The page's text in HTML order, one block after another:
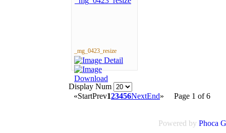
_mg_0423_resize
Display Num
«StartPrev123456NextEnd» Page 1 of 6
Powered by Phoca